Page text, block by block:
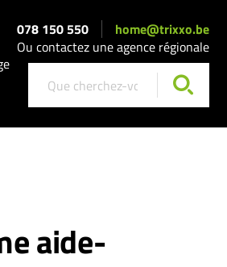
078 150 550
home@trixxo.be
Ou contactez une agence régionale
aide-